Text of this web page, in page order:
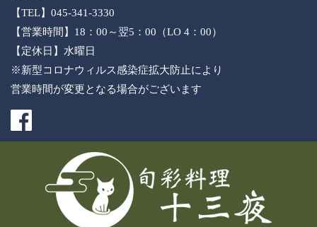
【TEL】045-341-3330
【営業時間】18：00～翌5：00（LO 4：00）
【定休日】水曜日
※新型コロナウィルス感染症拡大防止により
営業時間が変更となる場合がございます